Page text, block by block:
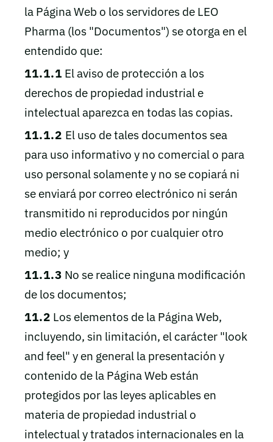
la Página Web o los servidores de LEO
Pharma (los "Documentos") se otorga en el
entendido que:
11.1.1 El aviso de protección a los
derechos de propiedad industrial e
intelectual aparezca en todas las copias.
11.1.2 El uso de tales documentos sea
para uso informativo y no comercial o para
uso personal solamente y no se copiará ni
se enviará por correo electrónico ni serán
transmitido ni reproducidos por ningún
medio electrónico o por cualquier otro
medio; y
11.1.3 No se realice ninguna modificación
de los documentos;
11.2 Los elementos de la Página Web,
incluyendo, sin limitación, el carácter "look
and feel" y en general la presentación y
contenido de la Página Web están
protegidos por las leyes aplicables en
materia de propiedad industrial o
intelectual y tratados internacionales en la